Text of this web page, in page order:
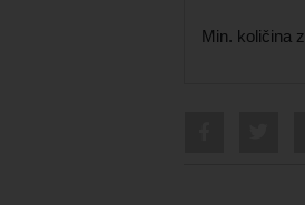
Min. količina